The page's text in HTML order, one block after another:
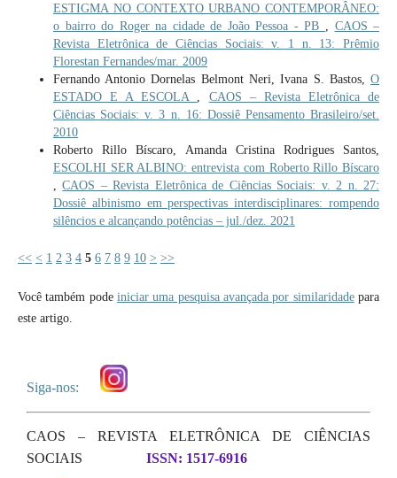
ESTIGMA NO CONTEXTO URBANO CONTEMPORÂNEO:
o bairro do Roger na cidade de João Pessoa - PB
CAOS –
Revista Eletrônica de Ciências Sociais: v. 1 n. 13: Prêmio
Florestan Fernandes/mar. 2009
Fernando Antonio Dornelas Belmont Neri, Ivana S. Bastos,O
ESTADO E A ESCOLA
CAOS – Revista Eletrônica de
Ciências Sociais: v. 3 n. 16: Dossiê Pensamento Brasileiro/set.
2010
Roberto Rillo Bíscaro, Amanda Cristina Rodrigues Santos,
ESCOLHI SER ALBINO: entrevista com Roberto Rillo Bíscaro
,CAOS – Revista Eletrônica de Ciências Sociais: v. 2 n. 27:
Dossiê albinismo em perspectivas interdisciplinares: rompendo
silêncios e alcançando potências – jul./dez. 2021
<< < 1 2 3 4 5 6 7 8 9 10 > >>
Você também pode iniciar uma pesquisa avançada por similaridadepara
este artigo.
Siga-nos:
CAOS – REVISTA ELETRÔNICA DE CIÊNCIAS
SOCIAIS
ISSN: 1517-6916